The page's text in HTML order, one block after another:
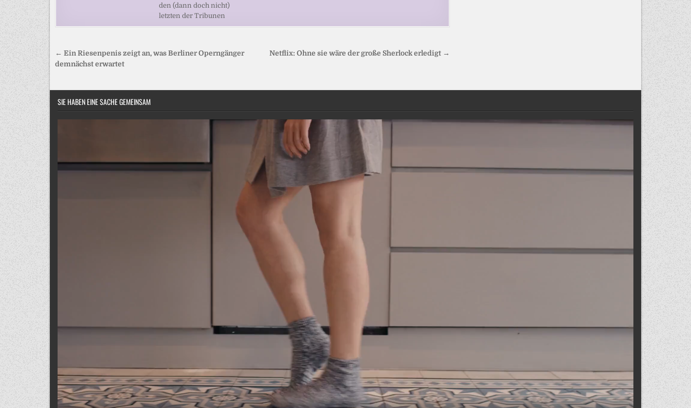
den (dann doch nicht)
letzten der Tribunen
Beitragsnavigation Netflix: Ohne sie wäre der große Sherlock erledigt →
← Ein Riesenpenis zeigt an, was Berliner Operngänger
demnächst erwartet
SIE HABEN EINE SACHE GEMEINSAM